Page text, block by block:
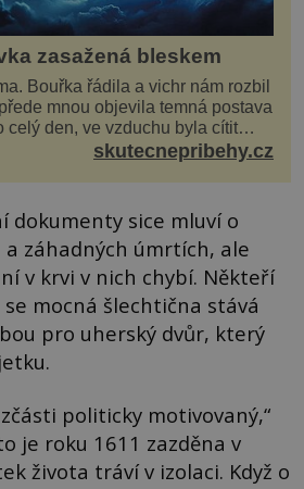
zasažená bleskem
Bouřka řádila a vichr nám rozbil
mnou objevila temná postava
celý den, ve vzduchu byla cítit
domem se opřel ví...
skutecnepribehy.cz
dokumenty sice mluví o
záhadných úmrtích, ale
v krvi v nich chybí. Někteří
mocná šlechtična stává
pro uherský dvůr, který
politicky motivovaný,“
je roku 1611 zazděna v
života tráví v izolaci. Když o